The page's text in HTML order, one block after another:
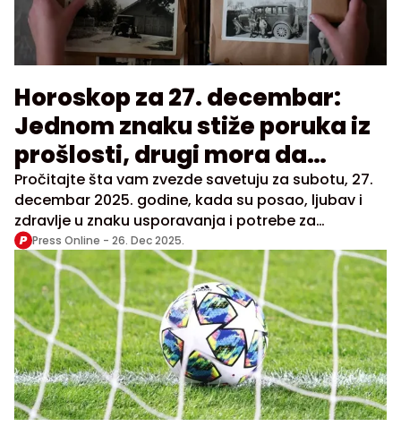
Horoskop za 27. decembar:
Jednom znaku stiže poruka iz
prošlosti, drugi mora da
uspori
Pročitajte šta vam zvezde savetuju za subotu, 27.
decembar 2025. godine, kada su posao, ljubav i
zdravlje u znaku usporavanja i potrebe za
odmorom
Press Online - 26. Dec 2025.